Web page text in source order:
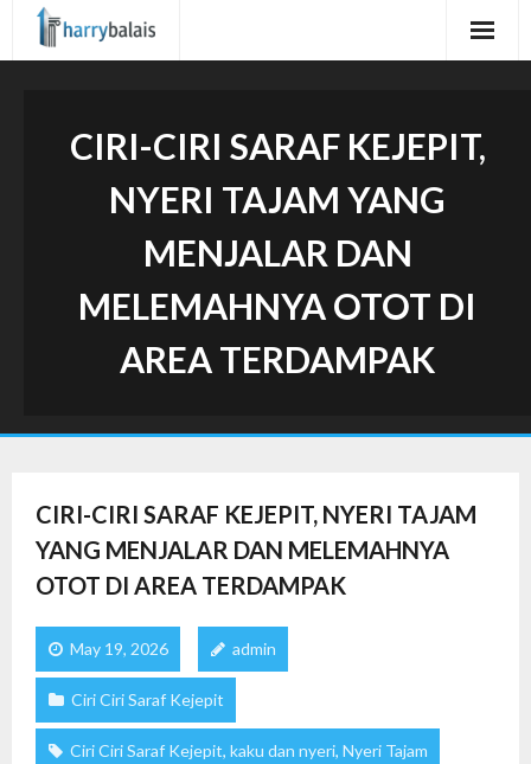
CIRI-CIRI SARAF KEJEPIT,
NYERI TAJAM YANG
MENJALAR DAN
MELEMAHNYA OTOT DI
AREA TERDAMPAK
CIRI-CIRI SARAF KEJEPIT, NYERI TAJAM
YANG MENJALAR DAN MELEMAHNYA
OTOT DI AREA TERDAMPAK
May 19, 2026 admin
Ciri Ciri Saraf Kejepit
Ciri Ciri Saraf Kejepit, kaku dan nyeri, Nyeri Tajam